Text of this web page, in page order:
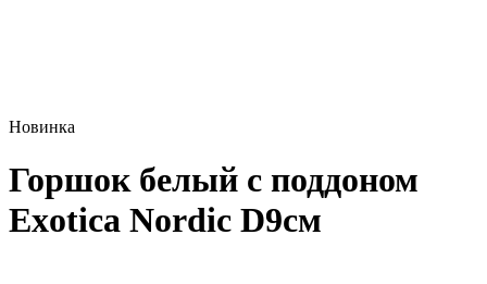
Новинка
Горшок белый с поддоном
Exotica Nordic D9см